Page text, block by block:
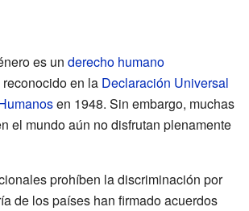
es un derecho humano
en la Declaración Universal
en 1948. Sin embargo, muchas
el mundo aún no disfrutan plenamente
prohíben la discriminación por
de los países han firmado acuerdos